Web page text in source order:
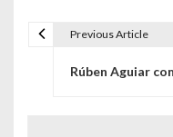
Previous Article
Rúben Aguiar